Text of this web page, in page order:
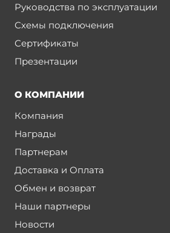
Руководства по эксплуатации
Схемы подключения
Сертификаты
Презентации
О КОМПАНИИ
Компания
Награды
Партнерам
Доставка и Оплата
Обмен и возврат
Наши партнеры
Новости